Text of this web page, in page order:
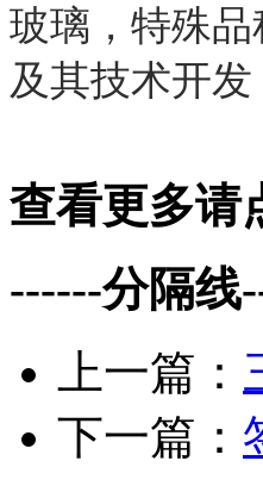
玻璃，特殊
及其技术开
查看更多请
------分隔线
上一篇：
下一篇：